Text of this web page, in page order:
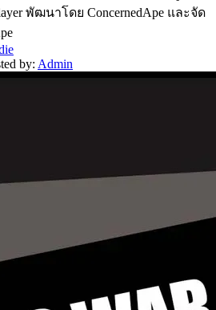
พัฒนาโดย ConcernedApe และจัด
by: Admin